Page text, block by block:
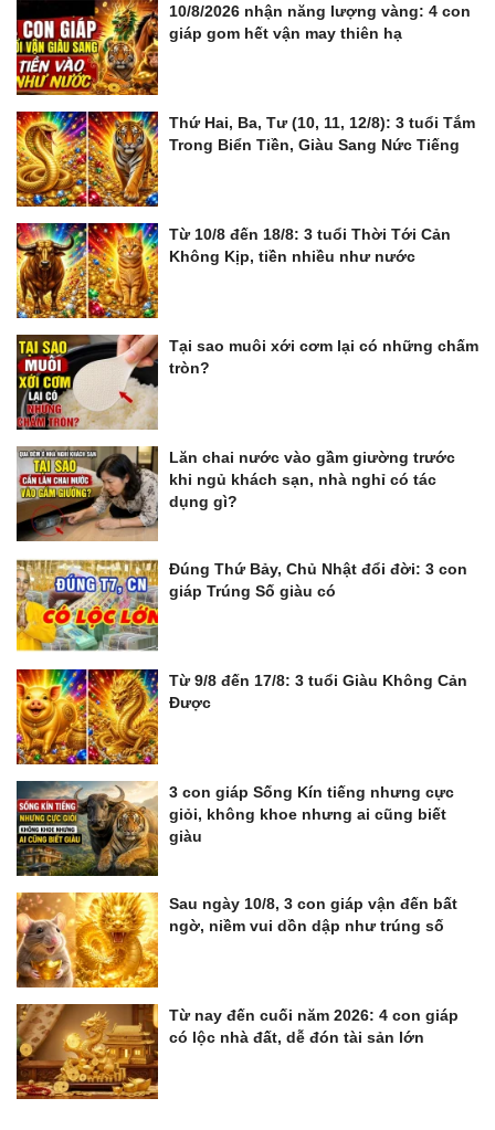
10/8/2026 nhận năng lượng vàng: 4 con
giáp gom hết vận may thiên hạ
Thứ Hai, Ba, Tư (10, 11, 12/8): 3 tuổi Tắm
Trong Biển Tiền, Giàu Sang Nức Tiếng
Từ 10/8 đến 18/8: 3 tuổi Thời Tới Cản
Không Kịp, tiền nhiều như nước
Tại sao muôi xới cơm lại có những chấm
tròn?
Lăn chai nước vào gầm giường trước
khi ngủ khách sạn, nhà nghỉ có tác
dụng gì?
Đúng Thứ Bảy, Chủ Nhật đổi đời: 3 con
giáp Trúng Số giàu có
Từ 9/8 đến 17/8: 3 tuổi Giàu Không Cản
Được
3 con giáp Sống Kín tiếng nhưng cực
giỏi, không khoe nhưng ai cũng biết
giàu
Sau ngày 10/8, 3 con giáp vận đến bất
ngờ, niềm vui dồn dập như trúng số
Từ nay đến cuối năm 2026: 4 con giáp
có lộc nhà đất, dễ đón tài sản lớn